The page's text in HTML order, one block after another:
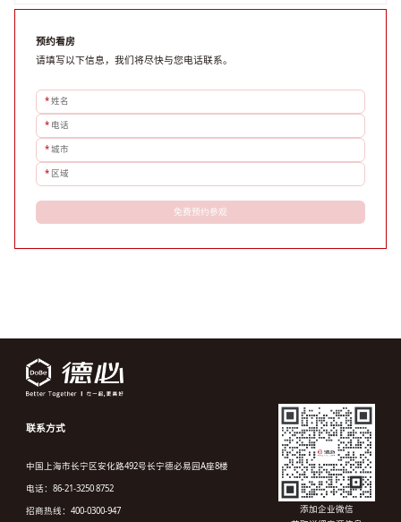
款。选址是综合性战略决策，旨在让办公
预约看房
请填写以下信息，我们将尽快与您电话联系。
*姓名
* 电话
*城市
* 区域
免费预约参观
联系方式
中国上海市长宁区安化路492号长宁德必易园A座8楼
电话：86-21-3250 8752
招商热线：400-0300-947
添加企业微信